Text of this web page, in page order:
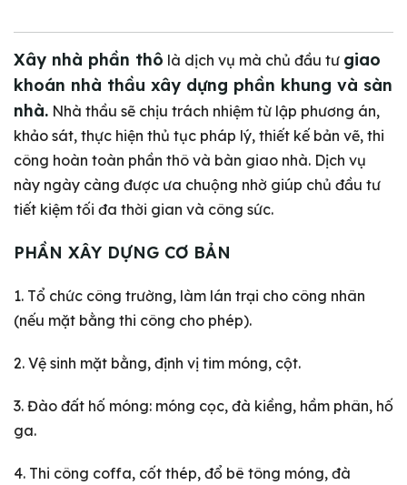
Xây nhà phần thô là dịch vụ mà chủ đầu tư giao
khoán nhà thầu xây dựng phần khung và sàn
nhà. Nhà thầu sẽ chịu trách nhiệm từ lập phương án,
khảo sát, thực hiện thủ tục pháp lý, thiết kế bản vẽ, thi
công hoàn toàn phần thô và bàn giao nhà. Dịch vụ
này ngày càng được ưa chuộng nhờ giúp chủ đầu tư
tiết kiệm tối đa thời gian và công sức.
PHẦN XÂY DỰNG CƠ BẢN
1. Tổ chức công trường, làm lán trại cho công nhân
(nếu mặt bằng thi công cho phép).
2. Vệ sinh mặt bằng, định vị tim móng, cột.
3. Đào đất hố móng: móng cọc, đà kiềng, hầm phân, hố
ga.
4. Thi công coffa, cốt thép, đổ bê tông móng, đà